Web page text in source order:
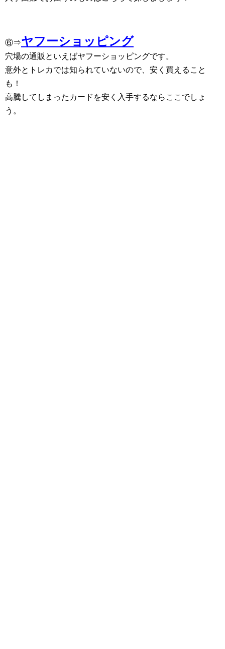
⑥⇒ヤフーショッピング
穴場の通販といえばヤフーショッピングです。
意外とトレカでは知られていないので、安く買えること
も！
高騰してしまったカードを安く入手するならここでしょ
う。